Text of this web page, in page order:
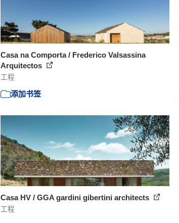
Casa na Comporta / Frederico Valsassina
Arquitectos
工程
添加书签
Casa HV / GGA gardini gibertini architects
工程